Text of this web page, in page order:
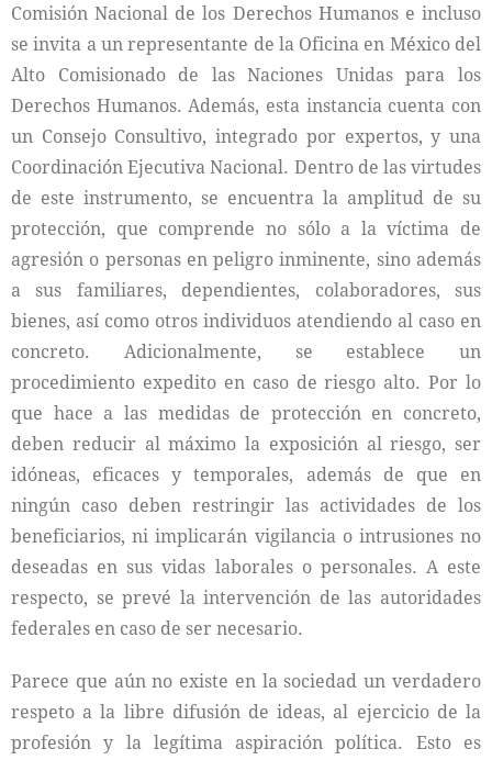
Comisión Nacional de los Derechos Humanos e incluso
se invita a un representante de la Oficina en México del
Alto Comisionado de las Naciones Unidas para los
Derechos Humanos. Además, esta instancia cuenta con
un Consejo Consultivo, integrado por expertos, y una
Coordinación Ejecutiva Nacional. Dentro de las virtudes
de este instrumento, se encuentra la amplitud de su
protección, que comprende no sólo a la víctima de
agresión o personas en peligro inminente, sino además
a sus familiares, dependientes, colaboradores, sus
bienes, así como otros individuos atendiendo al caso en
concreto. Adicionalmente, se establece un
procedimiento expedito en caso de riesgo alto. Por lo
que hace a las medidas de protección en concreto,
deben reducir al máximo la exposición al riesgo, ser
idóneas, eficaces y temporales, además de que en
ningún caso deben restringir las actividades de los
beneficiarios, ni implicarán vigilancia o intrusiones no
deseadas en sus vidas laborales o personales. A este
respecto, se prevé la intervención de las autoridades
federales en caso de ser necesario.
Parece que aún no existe en la sociedad un verdadero
respeto a la libre difusión de ideas, al ejercicio de la
profesión y la legítima aspiración política. Esto es